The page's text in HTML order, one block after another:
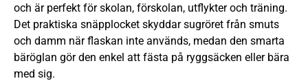
och är perfekt för skolan, förskolan, utflykter och träning.
Det praktiska snäpplocket skyddar sugröret från smuts
och damm när flaskan inte används, medan den smarta
bäröglan gör den enkel att fästa på ryggsäcken eller bära
med sig.